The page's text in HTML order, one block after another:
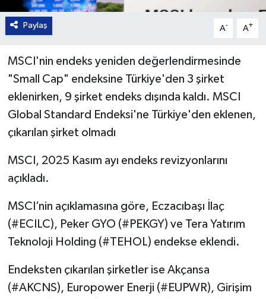
Paylaş A- A+
MSCI'nin endeks yeniden değerlendirmesinde
"Small Cap" endeksine Türkiye'den 3 şirket
eklenirken, 9 şirket endeks dışında kaldı. MSCI
Global Standard Endeksi'ne Türkiye'den eklenen,
çıkarılan şirket olmadı
MSCI, 2025 Kasım ayı endeks revizyonlarını
açıkladı.
MSCI’nin açıklamasına göre, Eczacıbaşı İlaç
(#ECILC), Peker GYO (#PEKGY) ve Tera Yatırım
Teknoloji Holding (#TEHOL) endekse eklendi.
Endeksten çıkarılan şirketler ise Akçansa
(#AKCNS), Europower Enerji (#EUPWR), Girişim